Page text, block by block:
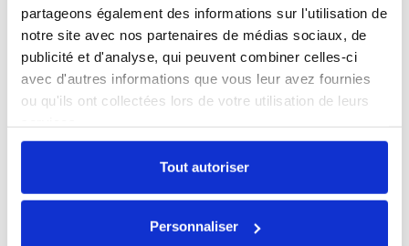
partageons également des informations sur l'utilisation de
notre site avec nos partenaires de médias sociaux, de
publicité et d'analyse, qui peuvent combiner celles-ci
avec d'autres informations que vous leur avez fournies
ou qu'ils ont collectées lors de votre utilisation de leurs
Tout autoriser
Personnaliser